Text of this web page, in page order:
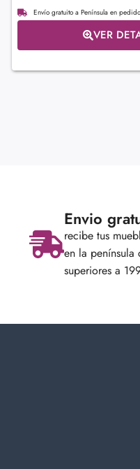
Envío gratuito a Península en
VER
Envio
recibe tus
en la península
superiores a